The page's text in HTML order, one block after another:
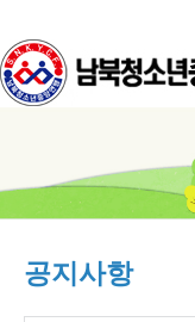
공지사항